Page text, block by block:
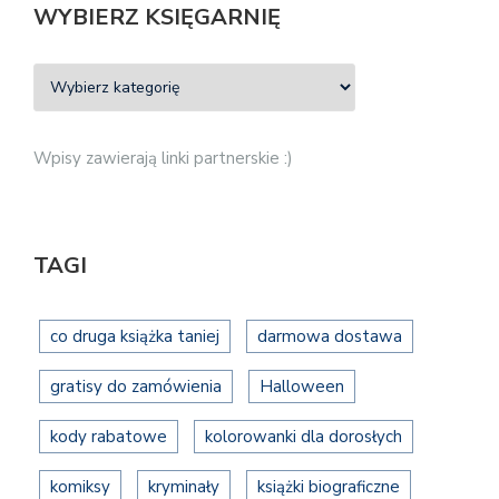
WYBIERZ KSIĘGARNIĘ
Wpisy zawierają linki partnerskie :)
TAGI
co druga książka taniej darmowa dostawa
gratisy do zamówienia Halloween
kody rabatowe kolorowanki dla dorosłych
komiksy kryminały książki biograficzne